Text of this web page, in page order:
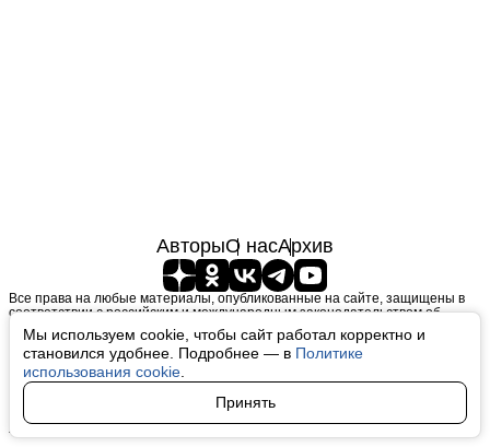
Мы используем cookie, чтобы сайт работал корректно и
становился удобнее. Подробнее — в Политике
использования cookie
Принять
АвторыО насАрхив
Все права на любые материалы, опубликованные на сайте, защищены в
соответствии с российским и международным законодательством об
интеллектуальной собственности. Любое использование текстовых, фото,
аудио и видеоматериалов возможно только с согласия правообладателя
(finfeel.ru). Персональные данные (ФЗ 152). При полном или частичном
использовании материалов finfeel.ru активная индексируемая гиперссылка
на исходный материал обязательна. Запрещено для детей. Оригинал
Пользовательское соглашение
Политика конфиденциальности
Политика использования cookie